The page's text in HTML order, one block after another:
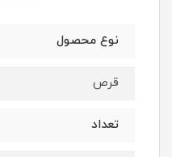
نوع محصول
قرص
تعداد